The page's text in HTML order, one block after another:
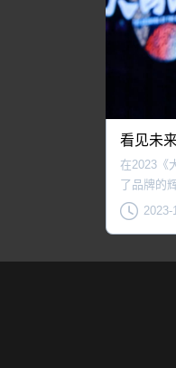
在2023《
了品牌的
2023-